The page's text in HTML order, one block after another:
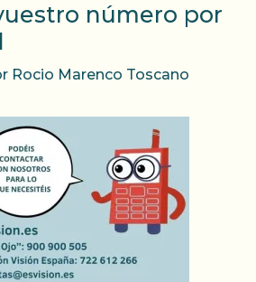
número por
Rocio Marenco Toscano